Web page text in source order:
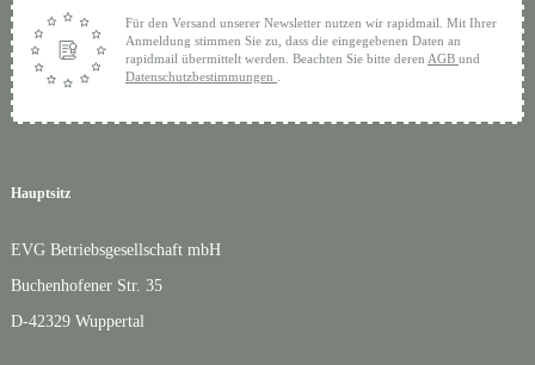
Hauptsitz
EVG Betriebsgesellschaft mbH
Buchenhofener Str. 35
D-42329 Wuppertal
Für den Versand unserer Newsletter nutzen wir rapidmail. Mit Ihrer
Anmeldung stimmen Sie zu, dass die eingegebenen Daten an
rapidmail übermittelt werden. Beachten Sie bitte deren AGB und
Datenschutzbestimmungen